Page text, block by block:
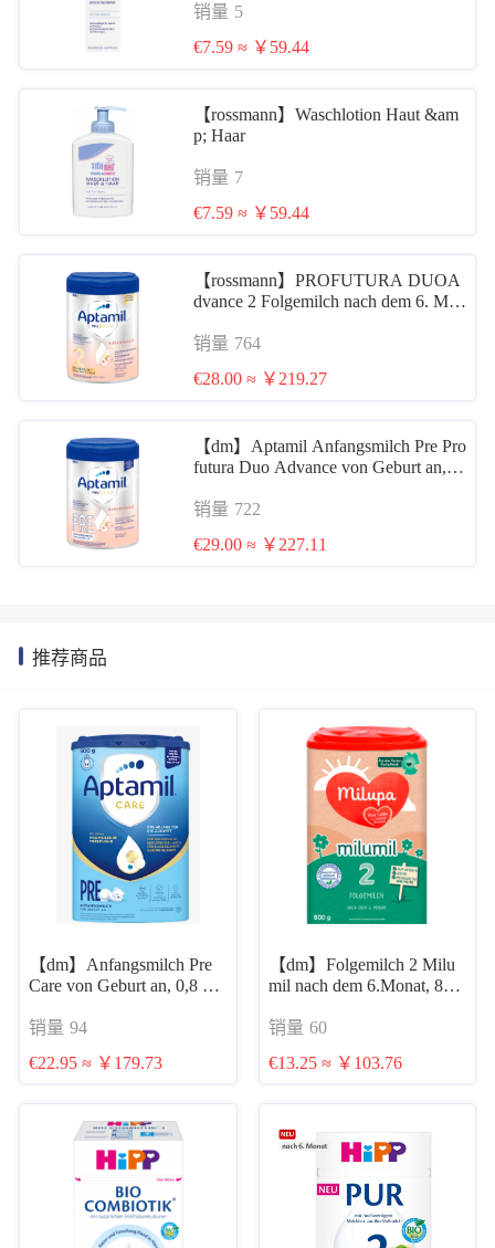
销量 5
€7.59 ≈ ￥59.44
【rossmann】Waschlotion Haut &am
p; Haar
销量 7
€7.59 ≈ ￥59.44
【rossmann】PROFUTURA DUOA
dvance 2 Folgemilch nach dem 6. Mon
销量 764
€28.00 ≈ ￥219.27
【dm】Aptamil Anfangsmilch Pre Pro
futura Duo Advance von Geburt an, 0,
母乳混合喂养
销量 722
€29.00 ≈ ￥227.11
推荐商品
【dm】Anfangsmilch Pre
Care von Geburt an, 0,8 kg
销量 94
€22.95 ≈ ￥179.73
【dm】Folgemilch 2 Milu
mil nach dem 6.Monat, 800
销量 60
€13.25 ≈ ￥103.76